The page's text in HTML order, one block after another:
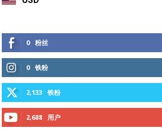
0 粉丝
0 铁粉
2,133 铁粉
2,688 用户